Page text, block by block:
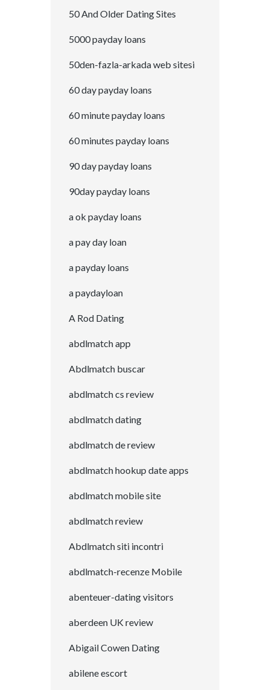
50 And Older Dating Sites
5000 payday loans
50den-fazla-arkada web sitesi
60 day payday loans
60 minute payday loans
60 minutes payday loans
90 day payday loans
90day payday loans
a ok payday loans
a pay day loan
a payday loans
a paydayloan
A Rod Dating
abdlmatch app
Abdlmatch buscar
abdlmatch cs review
abdlmatch dating
abdlmatch de review
abdlmatch hookup date apps
abdlmatch mobile site
abdlmatch review
Abdlmatch siti incontri
abdlmatch-recenze Mobile
abenteuer-dating visitors
aberdeen UK review
Abigail Cowen Dating
abilene escort